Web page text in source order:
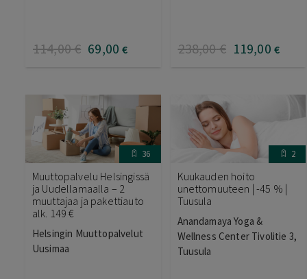
114,00€ 69,00 € 238,00€ 119,00 €
36
Muuttopalvelu Helsingissä
ja Uudellamaalla – 2
muuttajaa ja pakettiauto
alk. 149 €
Helsingin Muuttopalvelut
Uusimaa
2
Kuukauden hoito
unettomuuteen | -45 % |
Tuusula
Anandamaya Yoga &
Wellness Center Tivolitie 3,
Tuusula